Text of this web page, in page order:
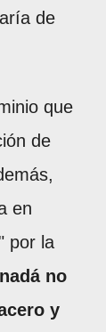
de
que
de
en
por la
no
y